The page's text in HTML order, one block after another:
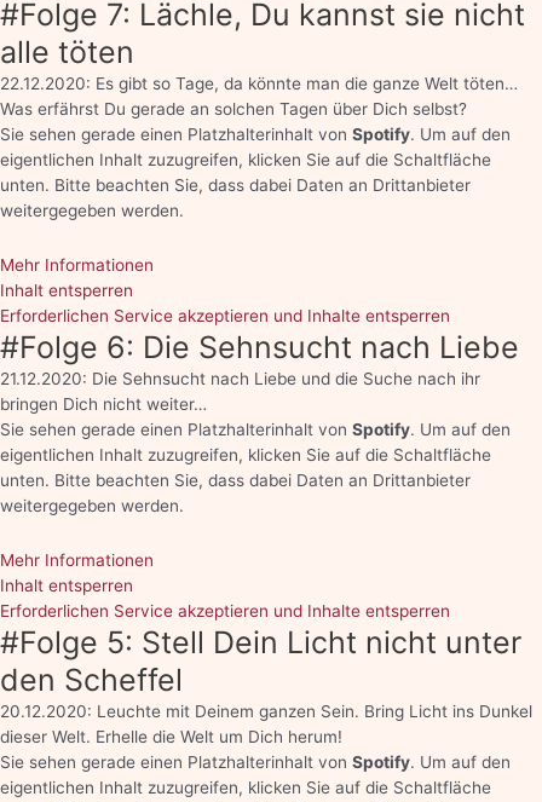
#Folge 7: Lächle, Du kannst sie nicht
alle töten
22.12.2020: Es gibt so Tage, da könnte man die ganze Welt töten…
Was erfährst Du gerade an solchen Tagen über Dich selbst?
Sie sehen gerade einen Platzhalterinhalt von Spotify. Um auf den
eigentlichen Inhalt zuzugreifen, klicken Sie auf die Schaltfläche
unten. Bitte beachten Sie, dass dabei Daten an Drittanbieter
weitergegeben werden.
Mehr Informationen
Inhalt entsperren
Erforderlichen Service akzeptieren und Inhalte entsperren
#Folge 6: Die Sehnsucht nach Liebe
21.12.2020: Die Sehnsucht nach Liebe und die Suche nach ihr
bringen Dich nicht weiter…
Sie sehen gerade einen Platzhalterinhalt von Spotify. Um auf den
eigentlichen Inhalt zuzugreifen, klicken Sie auf die Schaltfläche
unten. Bitte beachten Sie, dass dabei Daten an Drittanbieter
weitergegeben werden.
Mehr Informationen
Inhalt entsperren
Erforderlichen Service akzeptieren und Inhalte entsperren
#Folge 5: Stell Dein Licht nicht unter
den Scheffel
20.12.2020: Leuchte mit Deinem ganzen Sein. Bring Licht ins Dunkel
dieser Welt. Erhelle die Welt um Dich herum!
Sie sehen gerade einen Platzhalterinhalt von Spotify. Um auf den
eigentlichen Inhalt zuzugreifen, klicken Sie auf die Schaltfläche